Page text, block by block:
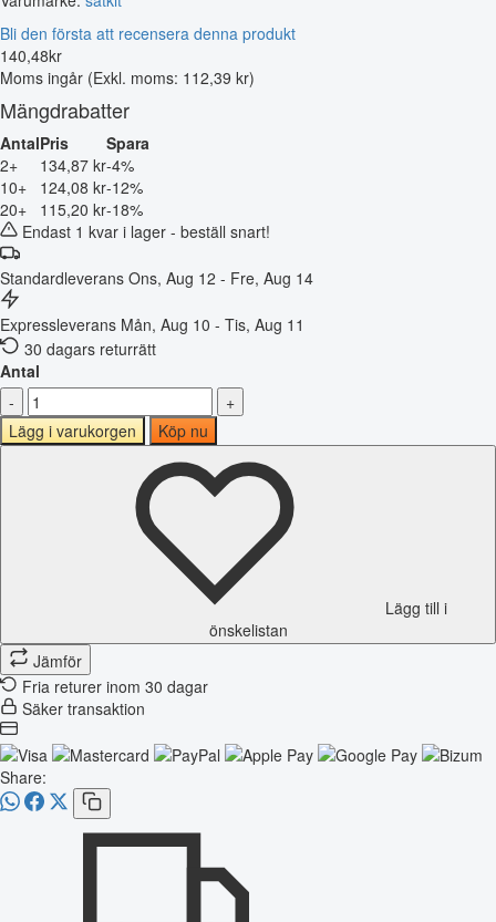
Bli den första att recensera denna produkt
140,48kr
Moms ingår (Exkl. moms: 112,39 kr)
Mängdrabatter
AntalPris
Spara
2+
134,87 kr-4%
10+
124,08 kr-12%
20+
115,20 kr-18%
Endast 1 kvar i lager - beställ snart!
Standardleverans Ons, Aug 12 - Fre, Aug 14
Expressleverans Mån, Aug 10 - Tis, Aug 11
30 dagars returrätt
Antal
-
+
Lägg i varukorgen
Köp nu
Lägg till i
önskelistan
Jämför
Fria returer inom 30 dagar
Säker transaktion
Share: